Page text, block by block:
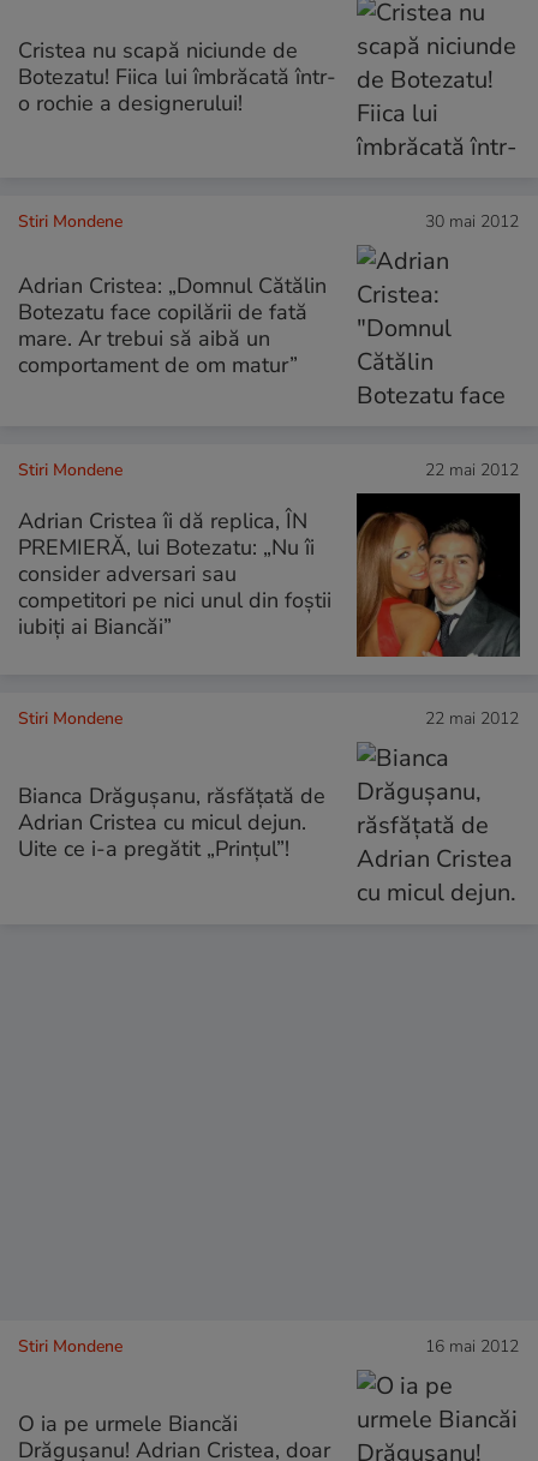
Cristea nu scapă niciunde de
Botezatu! Fiica lui îmbrăcată într-
o rochie a designerului!
Stiri Mondene 30 mai 2012
Adrian Cristea: „Domnul Cătălin
Botezatu face copilării de fată
mare. Ar trebui să aibă un
comportament de om matur”
Stiri Mondene 22 mai 2012
Adrian Cristea îi dă replica, ÎN
PREMIERĂ, lui Botezatu: „Nu îi
consider adversari sau
competitori pe nici unul din foştii
iubiţi ai Biancăi”
Stiri Mondene 22 mai 2012
Bianca Drăgușanu, răsfățată de
Adrian Cristea cu micul dejun.
Uite ce i-a pregătit „Prințul”!
Stiri Mondene 16 mai 2012
O ia pe urmele Biancăi
Drăgușanu! Adrian Cristea, doar